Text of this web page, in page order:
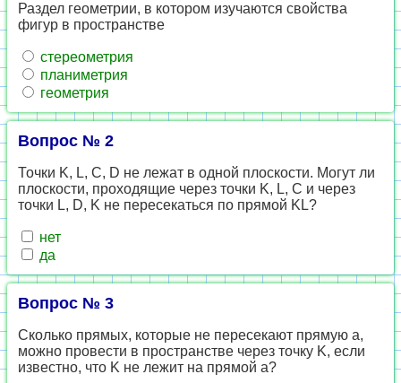
Раздел геометрии, в котором изучаются свойства
фигур в пространстве
стереометрия
планиметрия
геометрия
Вопрос № 2
Точки K, L, C, D не лежат в одной плоскости. Могут ли
плоскости, проходящие через точки K, L, C и через
точки L, D, K не пересекаться по прямой KL?
нет
да
Вопрос № 3
Сколько прямых, которые не пересекают прямую a,
можно провести в пространстве через точку K, если
известно, что K не лежит на прямой a?